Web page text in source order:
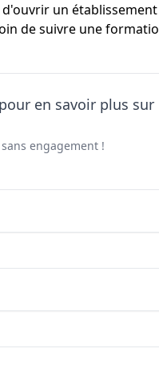
un
de suivre une
en savoir plus sur
engagement !